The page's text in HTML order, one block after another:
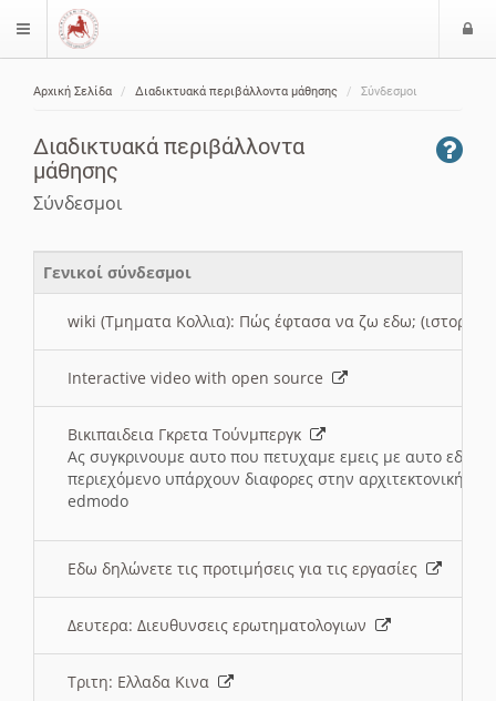
$langMenu
Αρχική Σελίδα Διαδικτυακά περιβάλλοντα μάθησης Σύνδεσμοι
Διαδικτυακά περιβάλλοντα
μάθησης
Σύνδεσμοι
Γενικοί σύνδεσμοι
wiki (Τμηματα Κολλια): Πώς έφτασα να ζω εδω; (ιστορια)
Interactive video with open source
Βικιπαιδεια Γκρετα Τούνμπεργκ
Ας συγκρινουμε αυτο που πετυχαμε εμεις με αυτο εδω
περιεχόμενο υπάρχουν διαφορες στην αρχιτεκτονική
edmodo
Εδω δηλώνετε τις προτιμήσεις για τις εργασίες
Δευτερα: Διευθυνσεις ερωτηματολογιων
Τριτη: Ελλαδα Κινα